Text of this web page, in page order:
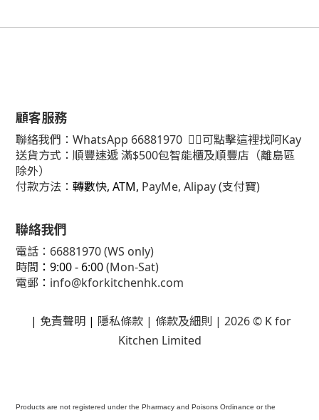
顧客服務
聯絡我們： WhatsApp 66881970 👈🏻可點擊這裡找阿Kay
送貨方式：順豐速遞 滿$500包智能櫃及順豐店（離島區
除外）
付款方法： 轉數快, ATM, PayMe, Alipay (支付寶)
聯絡我們
電話：66881970 (WS only)
時間 ：9:00 - 6:00(Mon-Sat)
電郵 ： info@kforkitchenhk.com
| 免責聲明 | 隱私條款 | 條款及細則 | 2026 © K for
Kitchen Limited
Products are not registered under the Pharmacy and Poisons Ordinance or the